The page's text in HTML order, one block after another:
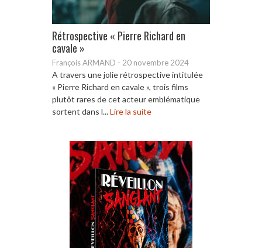
Rétrospective « Pierre Richard en
cavale »
François ARMAND - 20 novembre 2024
A travers une jolie rétrospective intitulée
« Pierre Richard en cavale », trois films
plutôt rares de cet acteur emblématique
sortent dans l...Lire la suite